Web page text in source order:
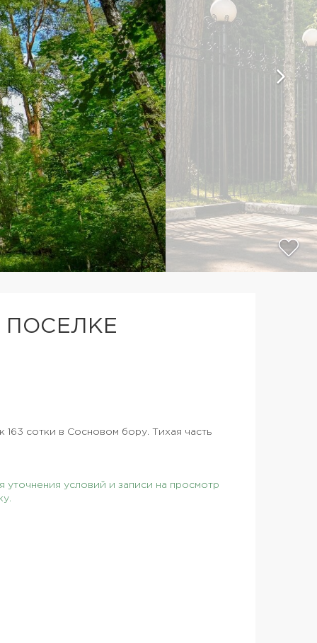
163 сотки в Сосновом бору. Тихая часть
условий и записи на просмотр